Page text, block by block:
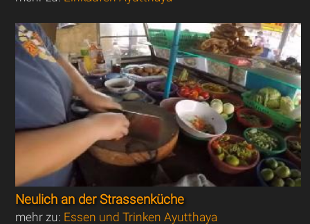
Neulich an der Strassenküche
mehr zu: Essen und Trinken Ayutthaya